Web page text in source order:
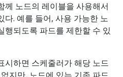
께 노드의 레이블을 사용해서
다. 예를 들어, 사용 가능한 노
행되도록 파드를 제한할 수 있
시하면 스케줄러가 해당 노드